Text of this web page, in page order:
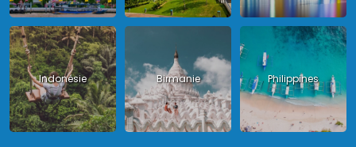
Indonésie Birmanie Philippines